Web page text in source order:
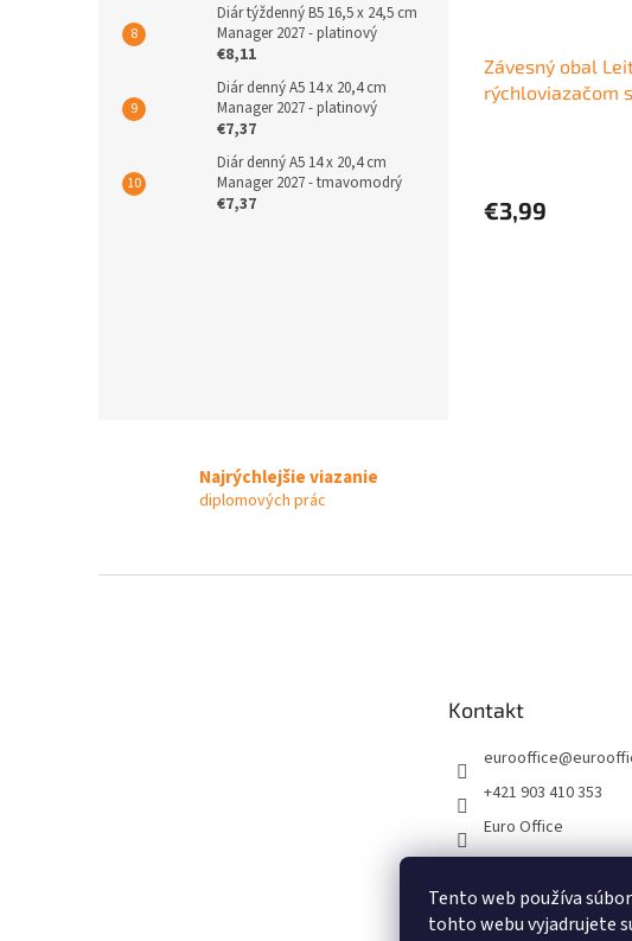
Tento web používa
tohto webu vyjadrujete
Diár týždenný B5 16,5 x 24,5 cm
Manager 2027 - platinový
€8,11
Diár denný A5 14 x 20,4 cm
Manager 2027 - platinový
€7,37
Diár denný A5 14 x 20,4 cm
Manager 2027 - tmavomodrý
€7,37
Závesný obal
rýchloviazačom
€3,99
Najrýchlejšie viazanie
diplomových prác
Kontakt
eurooffice@
+421 903 410 353
Euro Office